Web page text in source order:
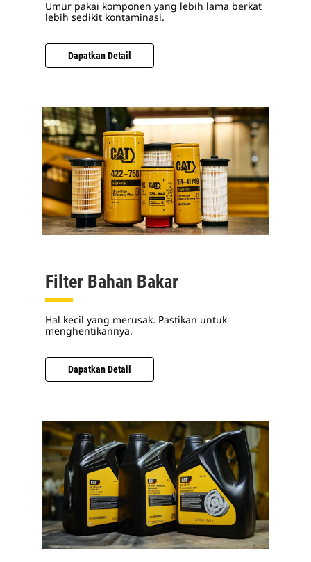
Umur pakai komponen yang lebih lama berkat
lebih sedikit kontaminasi.
Dapatkan Detail
Filter Bahan Bakar
Hal kecil yang merusak. Pastikan untuk
menghentikannya.
Dapatkan Detail